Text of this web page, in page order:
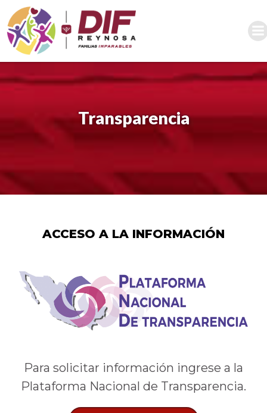
al
contenido
Transparencia
ACCESO A LA INFORMACIÓN
Para solicitar información ingrese a la
Plataforma Nacional de Transparencia.